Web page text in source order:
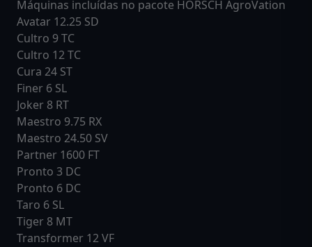
Máquinas incluídas no pacote HORSCH AgroVation
Avatar 12.25 SD
Cultro 9 TC
Cultro 12 TC
Cura 24 ST
Finer 6 SL
Joker 8 RT
Maestro 9.75 RX
Maestro 24.50 SV
Partner 1600 FT
Pronto 3 DC
Pronto 6 DC
Taro 6 SL
Tiger 8 MT
Transformer 12 VF